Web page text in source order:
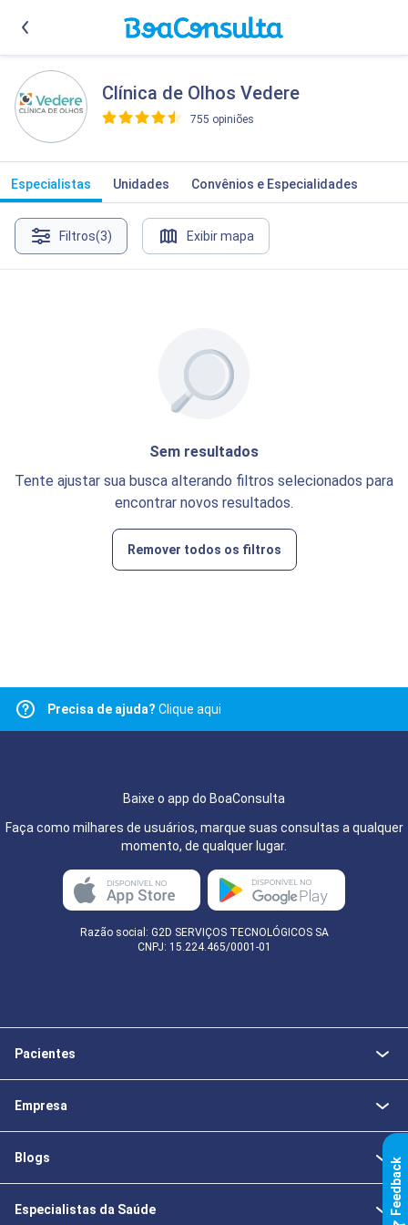
Clínica de Olhos Vedere
755 opiniões
Especialistas Unidades Convênios e Especialidades
Filtros(3) Exibir mapa
Sem resultados
Tente ajustar sua busca alterando filtros selecionados para
encontrar novos resultados.
Remover todos os filtros
Precisa de ajuda? Clique aqui
Baixe o app do BoaConsulta
Faça como milhares de usuários, marque suas consultas a qualquer
momento, de qualquer lugar.
Razão social: G2D SERVIÇOS TECNOLÓGICOS SA
CNPJ: 15.224.465/0001-01
Pacientes
Empresa
Blogs
Especialistas da Saúde k